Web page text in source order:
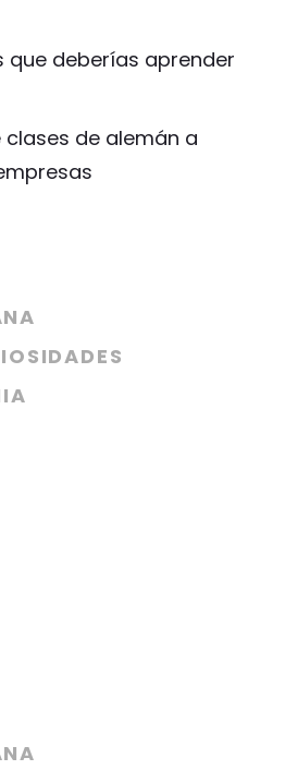
que deberías aprender
de alemán a